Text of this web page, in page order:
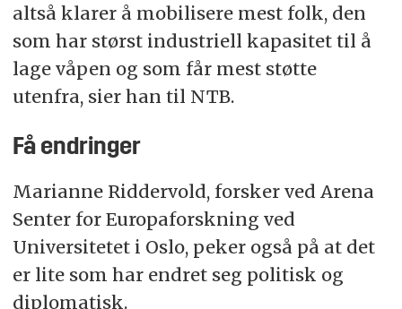
altså klarer å mobilisere mest folk, den
som har størst industriell kapasitet til å
lage våpen og som får mest støtte
utenfra, sier han til NTB.
Få endringer
Marianne Riddervold, forsker ved Arena
Senter for Europaforskning ved
Universitetet i Oslo, peker også på at det
er lite som har endret seg politisk og
diplomatisk.